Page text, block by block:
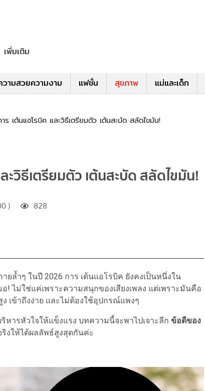
เพิ่มเติม
วามสวยความงาม แฟชั่น สุขภาพ แม่และเด็ก
ร เต้นแอโรบิค และวิธีเตรียมตัว เต้นสะบัด สลัดไขมัน!
วิธีเตรียมตัว เต้นสะบัด สลัดไขมัน!
) 828
ล้ำๆ ในปี 2026 การ เต้นแอโรบิค ยังคงเป็นหนึ่งใน
! ไม่ใช่แค่เพราะความสนุกของเสียงเพลง แต่เพราะมันคือ
เข้าถึงง่าย และไม่ต้องใช้อุปกรณ์แพงๆ
ารหัวใจให้แข็งแรง บทความนี้จะพาไปเจาะลึก ข้อดีของ
งให้ได้ผลลัพธ์สูงสุดกันค่ะ